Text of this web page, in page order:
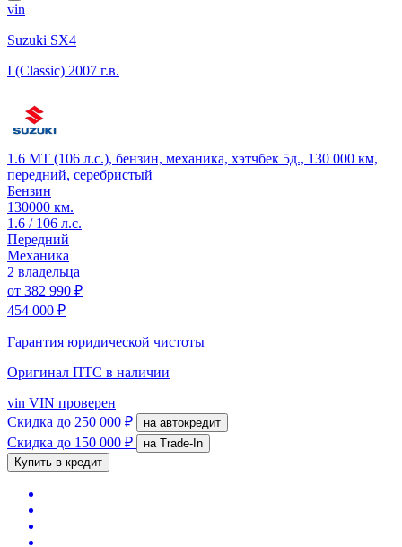
vin
Suzuki SX4
I (Classic) 2007 г.в.
1.6 MT (106 л.с.), бензин, механика, хэтчбек 5д., 130 000 км,
передний, серебристый
Бензин
130000 км.
1.6 / 106 л.с.
Передний
Механика
2 владельца
от 382 990 ₽
454 000 ₽
Гарантия юридической чистоты
Оригинал ПТС в наличии
vin VIN проверен
Скидка до 250 000 ₽ на автокредит
Скидка до 150 000 ₽
на Trade-In
Купить в кредит